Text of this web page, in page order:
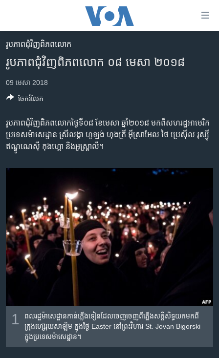
គេហទំព័រ​
រំលង​
និង​
ព័ត៌មាន​​
តែ​
ម្តង
រចនា
សម្ព័ន្ធ​
រំលង​
និង​
ចូល​
ស្វែង​
កម្ពុជា
អន្តរជាតិ
អាមេរិក
ហេឡូវីអូអេ
កម្ពុជាច្នៃប្រតិដ្ឋ
កម្មវិធីទាំងអស់
Khmer English
បណ្តាញ​សង្គម
ភាសា
រូបភាព​ជុំ​វិញ​ពិភពលោក
រូបភាព​ជុំវិញ​ពិភពលោក ០៨ មេសា ២០១៨
09 មេសា 2018
រូបភាព​ជុំវិញ​ពិភពលោក​ថ្ងៃទី០៨ ខែ​មេសា ឆ្នាំ​២០១៨ មក​ពី​សហរដ្ឋ​អាមេរិក
ប្រទេស​ម៉ាសេដ្ឋាន ស្រីលង្កា ហូឡង់ ហុងគ្រី អ៊ីស្រាអែល ថៃ ប្រេស៊ីល រុស្ស៊ី
ឥណ្ឌូណេស៊ី កុងហ្គោ និង​អូស្ត្រាលី។
1
ពលរដ្ឋ​ម៉ាសេដ្ឋាន​កាន់​ភ្លើង​ទៀន​ដែល​ចេញ​ចេញ​ពី​ភ្លើង​សក្តិសិទ្ធ​យក​មក​ពី​
ក្រុង​ហ្ស៊េរុយសាឡិម ក្នុង​ថ្ងៃ Easter នៅ​ព្រះវិហារ St. Jovan Bigorski
ក្នុង​ប្រទេស​ម៉ាសេដ្ឋាន។
ចែករំលែក